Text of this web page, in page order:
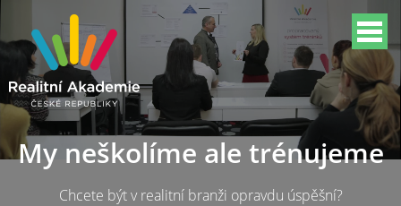
My neškolíme ale trénujeme
Chcete být v realitní branži opravdu úspěšní?